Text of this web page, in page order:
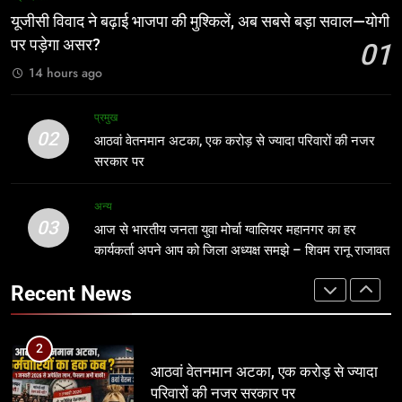
सबसे बड़ा सवाल—योगी पर पड़ेगा असर?
परिवारों की नजर सरकार पर
3
आज से भारतीय जनता युवा मोर्चा ग्वालियर
महानगर का हर कार्यकर्ता अपने आप को जिला
सरकार, कांग्रेस अन्याय के खिलाफ निर्णायक
संघर्ष करेगी
मध्य प्रदेश
यूजीसी विवाद ने बढ़ाई भाजपा की मुश्किलें, अब सबसे बड़ा सवाल—योगी
पर पड़ेगा असर?
01
14 hours ago
02
प्रमुख
आठवां वेतनमान अटका, एक करोड़ से ज्यादा परिवारों की नजर
सरकार पर
03
अन्य
आज से भारतीय जनता युवा मोर्चा ग्वालियर महानगर का हर
कार्यकर्ता अपने आप को जिला अध्यक्ष समझे – शिवम रानू राजावत
Recent News
मंत्री विजयवर्गीय ने भाजपा प्रदेश कार्यालय में
यूजीसी विवाद ने बढ़ाई भाजपा की मुश्किलें, अब
नई दिल्ली
2
आठवां वेतनमान अटका, एक करोड़ से ज्यादा
3
आज से भारतीय जनता युवा मोर्चा ग्वालियर
महानगर का हर कार्यकर्ता अपने आप को जिला